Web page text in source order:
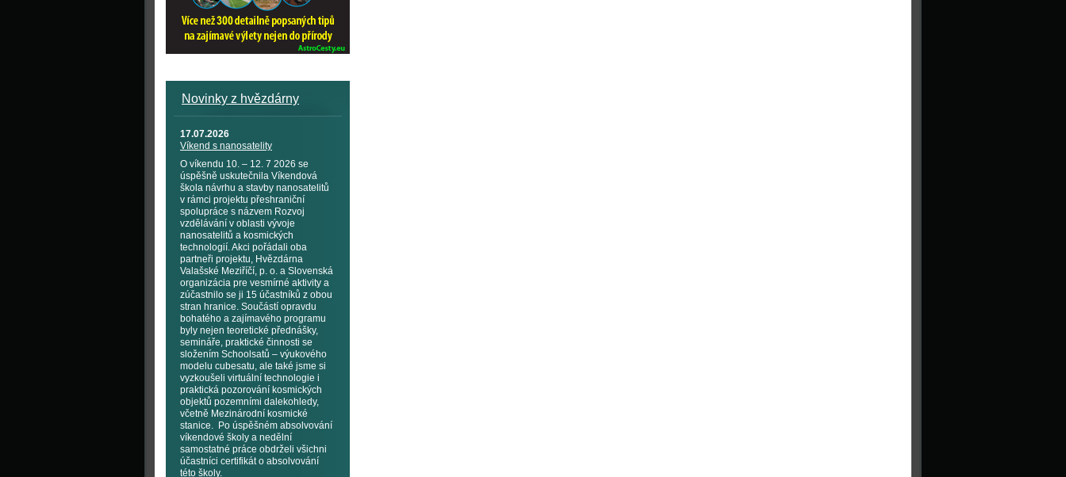
Novinky z hvězdárny
17.07.2026
Víkend s nanosatelity
O víkendu 10. – 12. 7 2026 se
úspěšně uskutečnila Víkendová
škola návrhu a stavby nanosatelitů
v rámci projektu přeshraniční
spolupráce s názvem Rozvoj
vzdělávání v oblasti vývoje
nanosatelitů a kosmických
technologií. Akci pořádali oba
partneři projektu, Hvězdárna
Valašské Meziříčí, p. o. a Slovenská
organizácia pre vesmírné aktivity a
zúčastnilo se ji 15 účastníků z obou
stran hranice. Součástí opravdu
bohatého a zajímavého programu
byly nejen teoretické přednášky,
semináře, praktické činnosti se
složením Schoolsatů – výukového
modelu cubesatu, ale také jsme si
vyzkoušeli virtuální technologie i
praktická pozorování kosmických
objektů pozemními dalekohledy,
včetně Mezinárodní kosmické
stanice. Po úspěšném absolvování
víkendové školy a nedělní
samostatné práce obdrželi všichni
účastníci certifikát o absolvování
této školy.